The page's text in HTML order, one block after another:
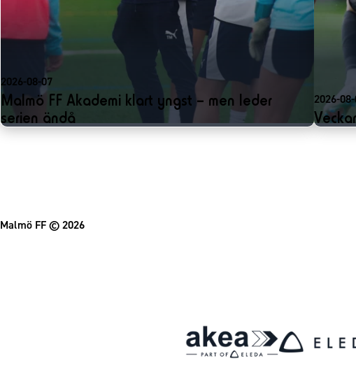
2026-08-07
Malmö FF Akademi klart yngst – men leder
serien ändå
2026-
Malmö FF© 2026